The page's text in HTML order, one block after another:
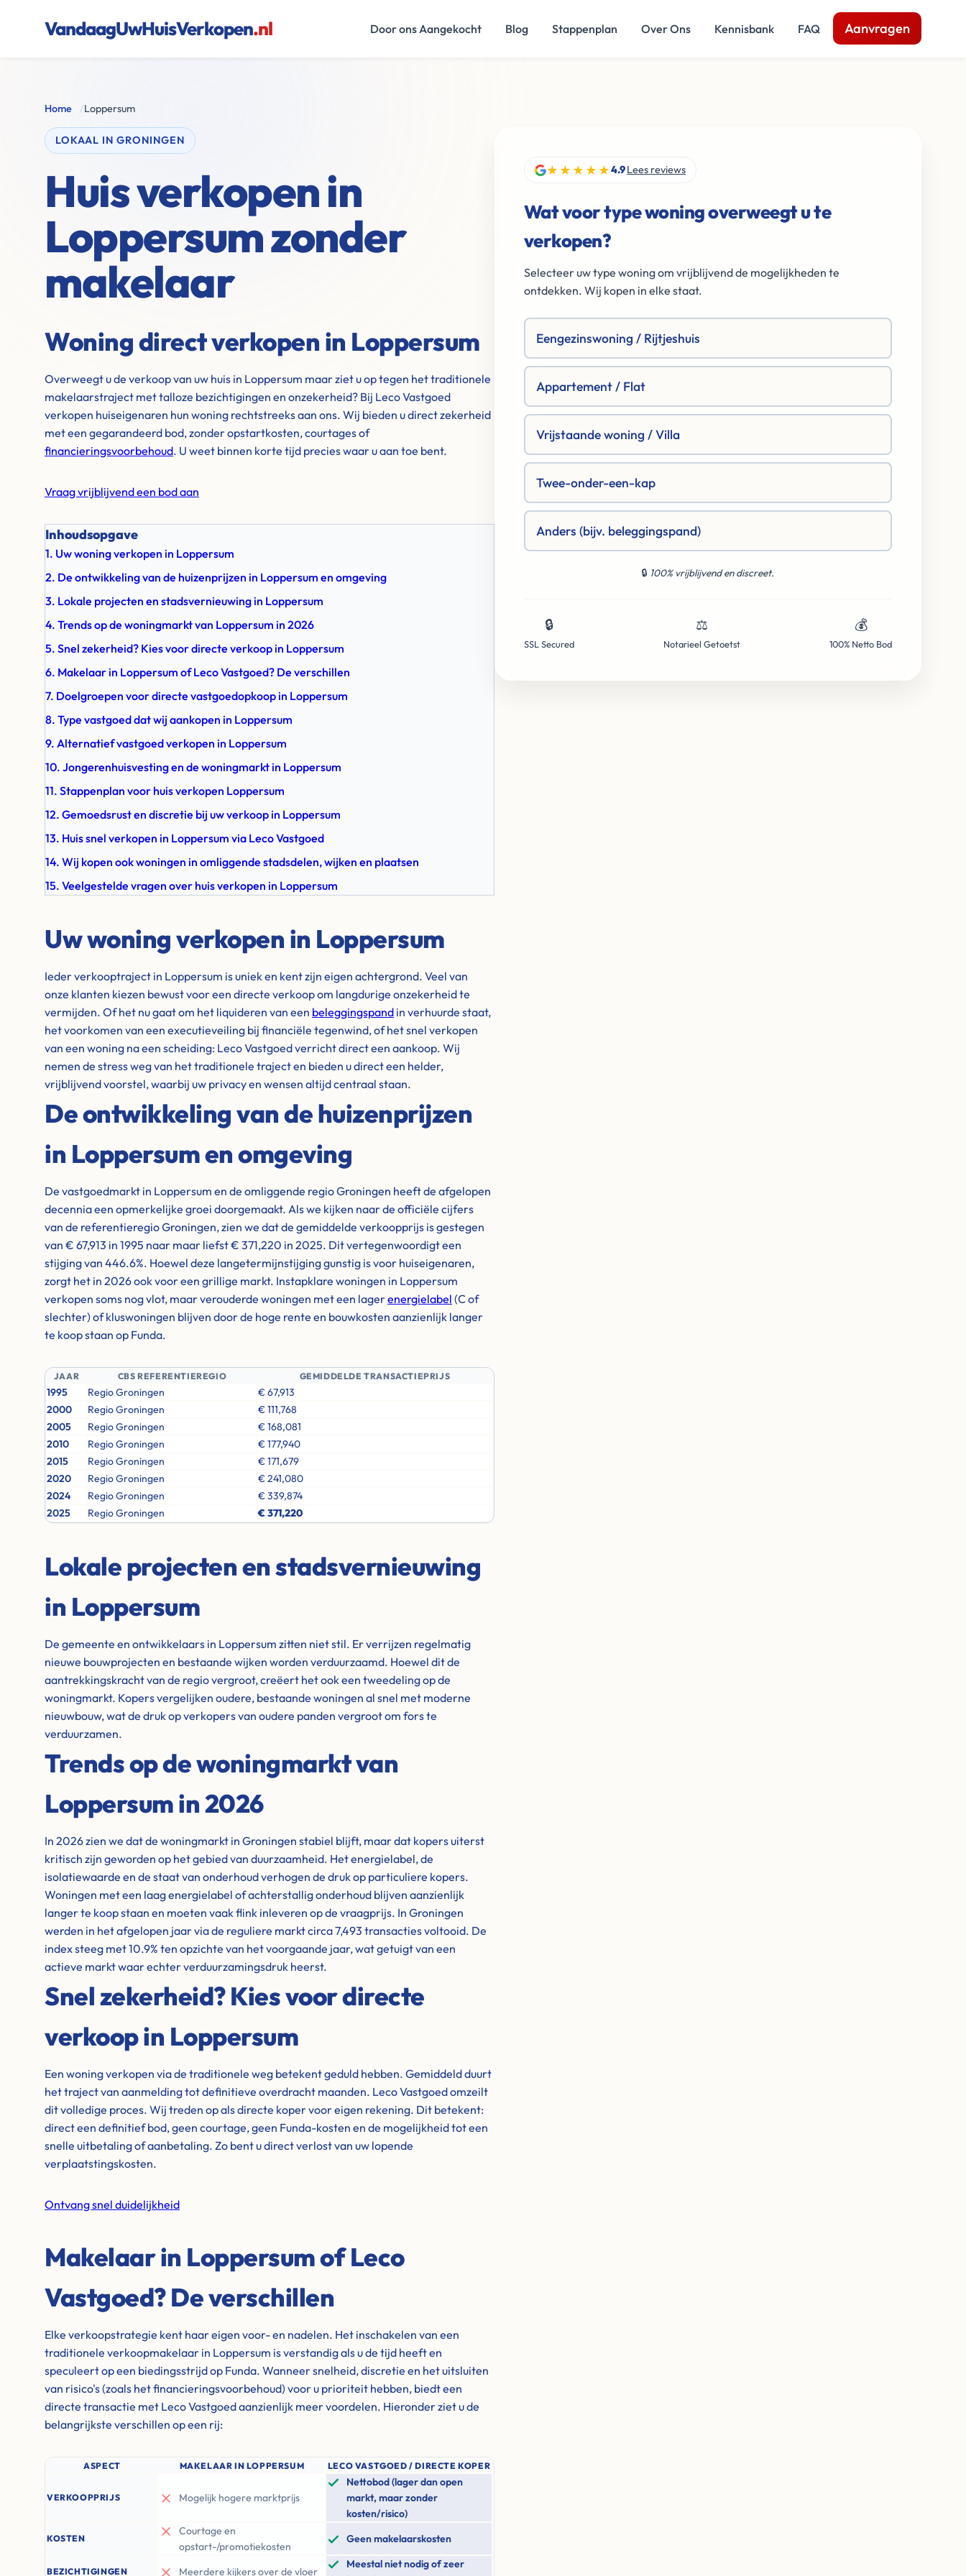
VandaagUwHuisVerkopen.nl Door ons Aangekocht Blog Stappenplan Over Ons Kennisbank FAQ Aanvragen
Home /Loppersum
LOKAAL IN GRONINGEN
Huis verkopen in
Loppersum zonder
makelaar
Woning direct verkopen in Loppersum
Overweegt u de verkoop van uw huis in Loppersum maar ziet u op tegen het traditionele
makelaarstraject met talloze bezichtigingen en onzekerheid? Bij Leco Vastgoed
verkopen huiseigenaren hun woning rechtstreeks aan ons. Wij bieden u direct zekerheid
met een gegarandeerd bod, zonder opstartkosten, courtages of
financieringsvoorbehoud. U weet binnen korte tijd precies waar u aan toe bent.
Vraag vrijblijvend een bod aan
Inhoudsopgave
1. Uw woning verkopen in Loppersum
2. De ontwikkeling van de huizenprijzen in Loppersum en omgeving
3. Lokale projecten en stadsvernieuwing in Loppersum
4. Trends op de woningmarkt van Loppersum in 2026
5. Snel zekerheid? Kies voor directe verkoop in Loppersum
6. Makelaar in Loppersum of Leco Vastgoed? De verschillen
7. Doelgroepen voor directe vastgoedopkoop in Loppersum
8. Type vastgoed dat wij aankopen in Loppersum
9. Alternatief vastgoed verkopen in Loppersum
10. Jongerenhuisvesting en de woningmarkt in Loppersum
11. Stappenplan voor huis verkopen Loppersum
12. Gemoedsrust en discretie bij uw verkoop in Loppersum
13. Huis snel verkopen in Loppersum via Leco Vastgoed
14. Wij kopen ook woningen in omliggende stadsdelen, wijken en plaatsen
15. Veelgestelde vragen over huis verkopen in Loppersum
Uw woning verkopen in Loppersum
Ieder verkooptraject in Loppersum is uniek en kent zijn eigen achtergrond. Veel van
onze klanten kiezen bewust voor een directe verkoop om langdurige onzekerheid te
vermijden. Of het nu gaat om het liquideren van een beleggingspand in verhuurde staat,
het voorkomen van een executieveiling bij financiële tegenwind, of het snel verkopen
van een woning na een scheiding: Leco Vastgoed verricht direct een aankoop. Wij
nemen de stress weg van het traditionele traject en bieden u direct een helder,
vrijblijvend voorstel, waarbij uw privacy en wensen altijd centraal staan.
De ontwikkeling van de huizenprijzen
in Loppersum en omgeving
De vastgoedmarkt in Loppersum en de omliggende regio Groningen heeft de afgelopen
decennia een opmerkelijke groei doorgemaakt. Als we kijken naar de officiële cijfers
van de referentieregio Groningen, zien we dat de gemiddelde verkoopprijs is gestegen
van € 67,913 in 1995 naar maar liefst € 371,220 in 2025. Dit vertegenwoordigt een
stijging van 446.6%. Hoewel deze langetermijnstijging gunstig is voor huiseigenaren,
zorgt het in 2026 ook voor een grillige markt. Instapklare woningen in Loppersum
verkopen soms nog vlot, maar verouderde woningen met een lagerenergielabel (C of
slechter) of kluswoningen blijven door de hoge rente en bouwkosten aanzienlijk langer
te koop staan op Funda.
JAAR CBS REFERENTIEREGIO GEMIDDELDE TRANSACTIEPRIJS
1995 Regio Groningen
€ 67,913
2000
Regio Groningen
€ 111,768
2005
Regio Groningen
€ 168,081
2010
Regio Groningen
€ 177,940
2015
Regio Groningen
€ 171,679
2020
Regio Groningen
€ 241,080
2024
Regio Groningen
€ 339,874
2025
Regio Groningen € 371,220
Lokale projecten en stadsvernieuwing
in Loppersum
De gemeente en ontwikkelaars in Loppersum zitten niet stil. Er verrijzen regelmatig
nieuwe bouwprojecten en bestaande wijken worden verduurzaamd. Hoewel dit de
aantrekkingskracht van de regio vergroot, creëert het ook een tweedeling op de
woningmarkt. Kopers vergelijken oudere, bestaande woningen al snel met moderne
nieuwbouw, wat de druk op verkopers van oudere panden vergroot om fors te
verduurzamen.
Trends op de woningmarkt van
Loppersum in 2026
In 2026 zien we dat de woningmarkt in Groningen stabiel blijft, maar dat kopers uiterst
kritisch zijn geworden op het gebied van duurzaamheid. Het energielabel, de
isolatiewaarde en de staat van onderhoud verhogen de druk op particuliere kopers.
Woningen met een laag energielabel of achterstallig onderhoud blijven aanzienlijk
langer te koop staan en moeten vaak flink inleveren op de vraagprijs. In Groningen
werden in het afgelopen jaar via de reguliere markt circa 7,493 transacties voltooid. De
index steeg met 10.9% ten opzichte van het voorgaande jaar, wat getuigt van een
actieve markt waar echter verduurzamingsdruk heerst.
Snel zekerheid? Kies voor directe
verkoop in Loppersum
Een woning verkopen via de traditionele weg betekent geduld hebben. Gemiddeld duurt
het traject van aanmelding tot definitieve overdracht maanden. Leco Vastgoed omzeilt
dit volledige proces. Wij treden op als directe koper voor eigen rekening. Dit betekent:
direct een definitief bod, geen courtage, geen Funda-kosten en de mogelijkheid tot een
snelle uitbetaling of aanbetaling. Zo bent u direct verlost van uw lopende
verplaatstingskosten.
Ontvang snel duidelijkheid
Makelaar in Loppersum of Leco
Vastgoed? De verschillen
Elke verkoopstrategie kent haar eigen voor- en nadelen. Het inschakelen van een
traditionele verkoopmakelaar in Loppersum is verstandig als u de tijd heeft en
speculeert op een biedingsstrijd op Funda. Wanneer snelheid, discretie en het uitsluiten
van risico's (zoals het financieringsvoorbehoud) voor u prioriteit hebben, biedt een
directe transactie met Leco Vastgoed aanzienlijk meer voordelen. Hieronder ziet u de
belangrijkste verschillen op een rij:
ASPECT MAKELAAR IN LOPPERSUM LECO VASTGOED / DIRECTE KOPER
VERKOOPPRIJS Mogelijk hogere marktprijs
Nettobod (lager dan open
markt, maar zonder
kosten/risico)
KOSTEN
Courtage en
opstart-/promotiekosten
Geen makelaarskosten
BEZICHTIGINGEN Meerdere kijkers over de vloer
Meestal niet nodig of zeer
★★★★★4.9Lees reviews
Wat voor type woning overweegt u te
verkopen?
Selecteer uw type woning om vrijblijvend de mogelijkheden te
ontdekken. Wij kopen in elke staat.
Eengezinswoning / Rijtjeshuis
Appartement / Flat
Vrijstaande woning / Villa
Twee-onder-een-kap
Anders (bijv. beleggingspand)
🔒 100% vrijblijvend en discreet.
🔒
SSL Secured
⚖️
Notarieel Getoetst
💰
100% Netto Bod